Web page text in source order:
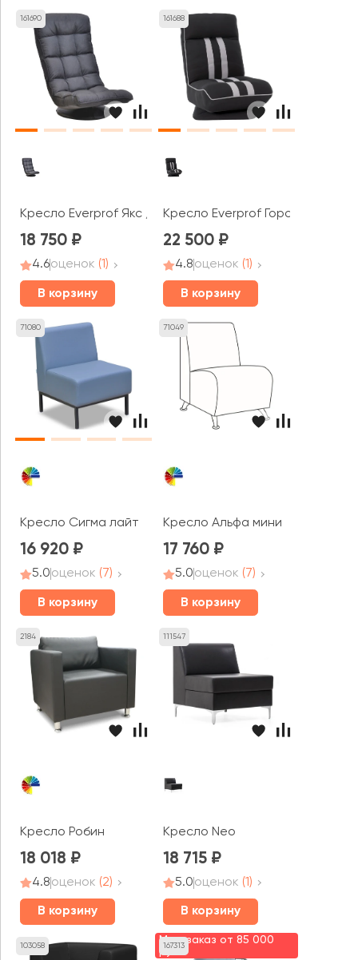
161690
Кресло Everprof Якс / Jax
18 750
4.6оценок (1)
В корзину
161688
Кресло Everprof Горо / Goro
22 500
4.8оценок (1)
В корзину
71080
Кресло Сигма лайт
16 920
5.0оценок (7)
В корзину
71049
Кресло Альфа мини
17 760
5.0оценок (7)
В корзину
2184
Кресло Робин
18 018
4.8оценок (2)
В корзину
111547
Кресло Neo
18 715
5.0оценок (1)
В корзину
103058 167313
Мин. заказ от 85 000
руб.